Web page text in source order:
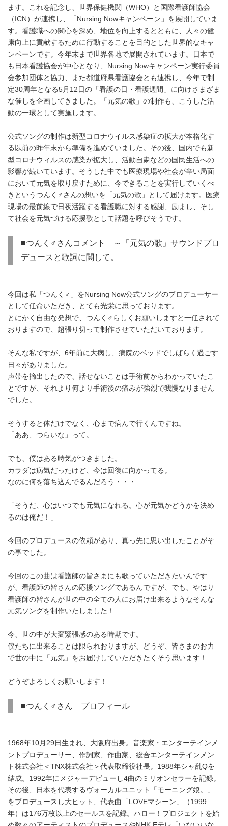
ます。これを記念し、世界保健機関（WHO）と国際看護師協会
（ICN）が連携し、「Nursing Nowキャンペーン」を展開していま
す。看護職への関心を深め、地位を向上するとともに、人々の健
康向上に貢献するために行動することを目的とした世界的なキャ
ンペーンです。今年末まで世界各地で展開されています。日本で
も日本看護協会が中心となり、Nursing Nowキャンペーン実行委員
会参加団体と協力、また都道府県看護協会とも連携し、今年で制
定30周年となる5月12日の「看護の日・看護週間」に向けさまざま
な催しを企画してきました。「元気の歌」の制作も、こうした活
動の一環として実施します。
公式ソングの制作は新型コロナウイルス感染症の拡大が本格化す
る以前の昨年末から準備を進めていました。その後、国内でも新
型コロナウィルスの感染が拡大し、活動自粛などの国民生活への
影響が続いています。そうした中でも医療現場や社会が辛い局面
において元気を取り戻すために、今できることを実行していくべ
きというつんく♂さんの想いを「元気の歌」として届けます。医療
現場の最前線で日夜活躍する看護職に対する感謝、励まし、そし
て社会を元気づける応援歌として話題を呼びそうです。
■つんく♂さんコメント ～「元気の歌」サウンドプロ
デュースと歌詞に関して。
今回は私「つんく♂」をNursing Now公式ソングのプロデューサー
として任命いただき、とても光栄に思っております。
とにかく自由な発想で、つんく♂らしくお願いしますと一任されて
おりますので、超張り切って制作させていただいております。
そんな私ですが、6年前に大病し、病院のベッドでしばらく過ごす
日々がありました。
声帯を摘出したので、話せないことは手術前からわかっていたこ
とですが、それより何より手術後の痛みが強烈で我慢なりません
でした。
そうすると体だけでなく、心まで病んで行くんですね。
「ああ、つらいな」って。
でも、僕はある時気がつきました。
カラダは病気だったけど、今は回復に向かってる。
なのに何を落ち込んでるんだろう・・・
「そうだ、心はいつでも元気になれる。心が元気かどうかを決め
るのは俺だ！」
今回のプロデュースの依頼があり、真っ先に思い出したことがそ
の事でした。
今回のこの曲は看護師の皆さまにも歌っていただきたいんです
が、看護師の皆さんの応援ソングであるんですが、でも、やはり
看護師の皆さんが世の中の全ての人にお届け出来るようなそんな
元気ソングを制作いたしました！
今、世の中が大変緊張感のある時期です。
僕たちに出来ることは限られおりますが、どうぞ、皆さまのお力
で世の中に「元気」をお届けしていただきたくそう思います！
どうぞよろしくお願いします！
■つんく♂さん プロフィール
1968年10月29日生まれ、大阪府出身。音楽家・エンターテインメ
ントプロデューサー、作詞家、作曲家、総合エンターテインメン
ト株式会社＜TNX株式会社＞代表取締役社長。1988年シャ乱Qを
結成。1992年にメジャーデビューし4曲のミリオンセラーを記録。
その後、日本を代表するヴォーカルユニット「モーニング娘。」
をプロデュースし大ヒット、代表曲「LOVEマシーン」（1999
年）は176万枚以上のセールスを記録。ハロー！プロジェクトを始